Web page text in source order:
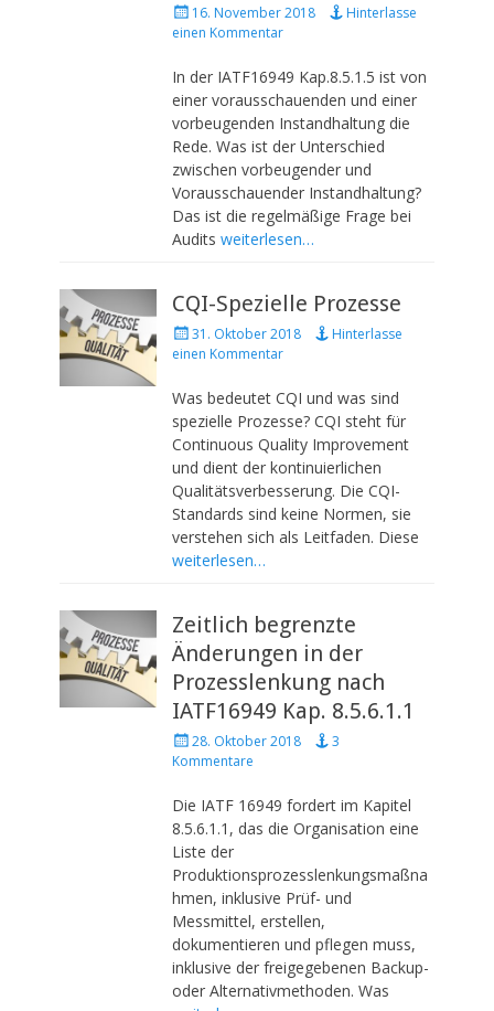
P
o
t
d
o
n
16. November 2018
Hinterlasse
einen Kommentar
In der IATF16949 Kap.8.5.1.5 ist von
einer vorausschauenden und einer
vorbeugenden Instandhaltung die
Rede. Was ist der Unterschied
zwischen vorbeugender und
Vorausschauender Instandhaltung?
Das ist die regelmäßige Frage bei
Audits weiterlesen…
CQI-Spezielle Prozesse
P
o
t
d
o
n
31. Oktober 2018
Hinterlasse
einen Kommentar
Was bedeutet CQI und was sind
spezielle Prozesse? CQI steht für
Continuous Quality Improvement
und dient der kontinuierlichen
Qualitätsverbesserung. Die CQI-
Standards sind keine Normen, sie
verstehen sich als Leitfaden. Diese
weiterlesen…
Zeitlich begrenzte
Änderungen in der
Prozesslenkung nach
IATF16949 Kap. 8.5.6.1.1
P
o
t
e
d
o
n
28. Oktober 2018
3
Kommentare
Die IATF 16949 fordert im Kapitel
8.5.6.1.1, das die Organisation eine
Liste der
Produktionsprozesslenkungsmaßna
hmen, inklusive Prüf- und
Messmittel, erstellen,
dokumentieren und pflegen muss,
inklusive der freigegebenen Backup-
oder Alternativmethoden. Was